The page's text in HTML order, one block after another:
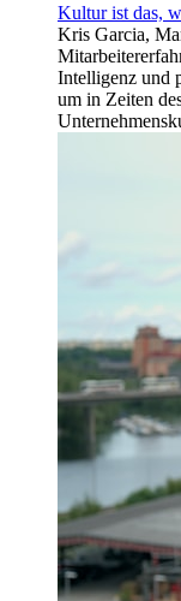
Kultur ist das,
Kris Garcia,
Intelligenz und
um in Zeiten